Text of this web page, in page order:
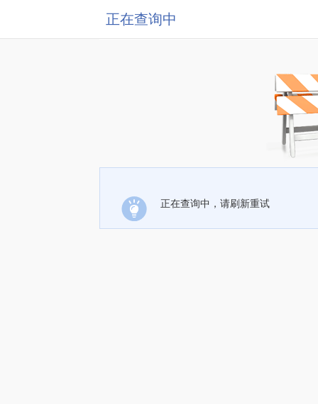
正在查询中
正在查询中，请刷新重试